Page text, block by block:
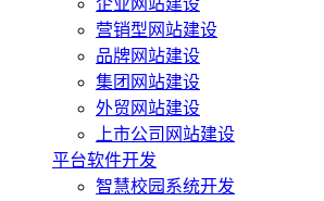
营销型网站建设
品牌网站建设
集团网站建设
外贸网站建设
上市公司网站建设
平台软件开发
智慧校园系统开发